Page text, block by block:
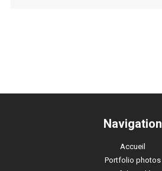
Navigation
Accueil
Portfolio photos